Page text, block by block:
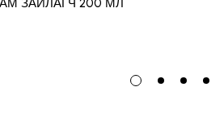
АМ ЗАЙЛАГЧ 200 МЛ